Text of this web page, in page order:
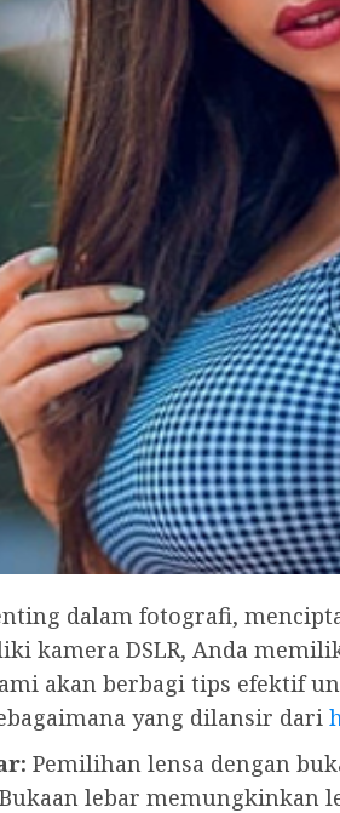
dalam fotografi,
kamera DSLR, Anda
akan berbagi tips efektif
yang dilansir dari
Pemilihan lensa dengan
lebar memungkinkan